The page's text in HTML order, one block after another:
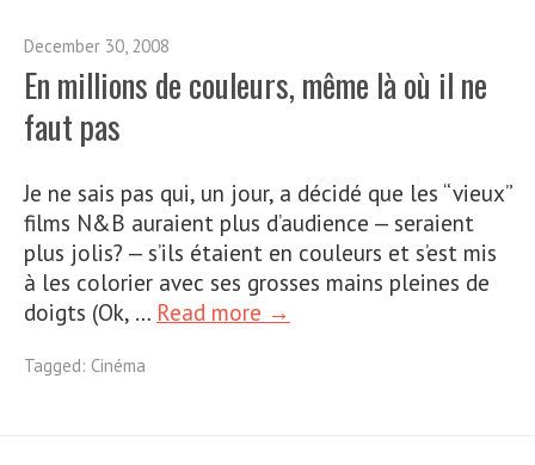
December 30, 2008
En millions de couleurs, même là où il ne
faut pas
Je ne sais pas qui, un jour, a décidé que les “vieux”
films N&B auraient plus d’audience — seraient
plus jolis? — s’ils étaient en couleurs et s’est mis
à les colorier avec ses grosses mains pleines de
doigts (Ok, … Read more →
Tagged: Cinéma